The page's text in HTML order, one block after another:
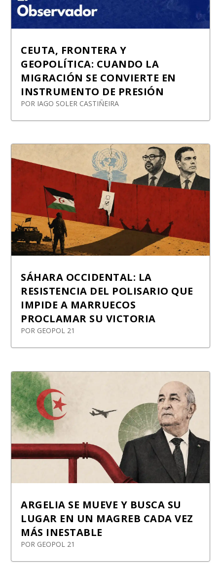
CEUTA, FRONTERA Y
GEOPOLÍTICA: CUANDO LA
MIGRACIÓN SE CONVIERTE EN
INSTRUMENTO DE PRESIÓN
POR IAGO SOLER CASTIÑEIRA
SÁHARA OCCIDENTAL: LA
RESISTENCIA DEL POLISARIO QUE
IMPIDE A MARRUECOS
PROCLAMAR SU VICTORIA
POR GEOPOL 21
ARGELIA SE MUEVE Y BUSCA SU
LUGAR EN UN MAGREB CADA VEZ
MÁS INESTABLE
POR GEOPOL 21